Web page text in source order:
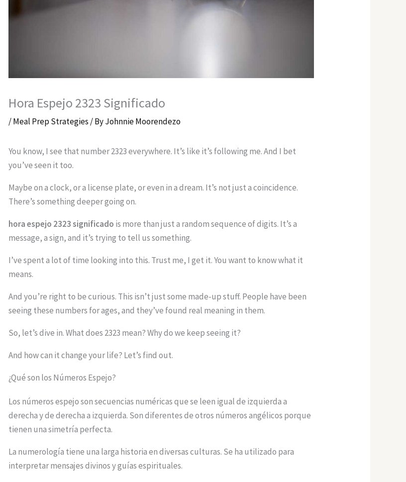
Hora Espejo 2323 Significado
/Meal Prep Strategies / ByJohnnie Moorendezo
You know, I see that number 2323 everywhere. It’s like it’s following me. And I bet
you’ve seen it too.
Maybe on a clock, or a license plate, or even in a dream. It’s not just a coincidence.
There’s something deeper going on.
hora espejo 2323 significado is more than just a random sequence of digits. It’s a
message, a sign, and it’s trying to tell us something.
I’ve spent a lot of time looking into this. Trust me, I get it. You want to know what it
means.
And you’re right to be curious. This isn’t just some made-up stuff. People have been
seeing these numbers for ages, and they’ve found real meaning in them.
So, let’s dive in. What does 2323 mean? Why do we keep seeing it?
And how can it change your life? Let’s find out.
¿Qué son los Números Espejo?
Los números espejo son secuencias numéricas que se leen igual de izquierda a
derecha y de derecha a izquierda. Son diferentes de otros números angélicos porque
tienen una simetría perfecta.
La numerología tiene una larga historia en diversas culturas. Se ha utilizado para
interpretar mensajes divinos y guías espirituales.